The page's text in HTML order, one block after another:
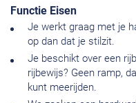
Functie Eisen
Je werkt graag met je
op dan dat je stilzit.
Je beschikt over een
rijbewijs? Geen ramp,
kunt meerijden.